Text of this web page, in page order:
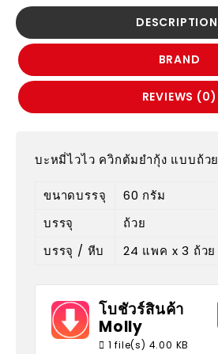
DESCRIPTION
BRAND
REVIEWS (0)
บะหมี่ไวไว ควิกต้มยำกุ้ง แบบถ้วย
ขนาดบรรจุ
60 กรัม
บรรจุ
ถ้วย
บรรจุ / หีบ
24 แพค x 3 ถ้วย
โบชัวร์สินค้า
Molly
1 file(s) 4.00 KB